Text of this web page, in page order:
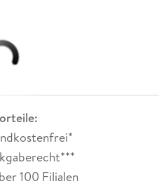
100 Filialen